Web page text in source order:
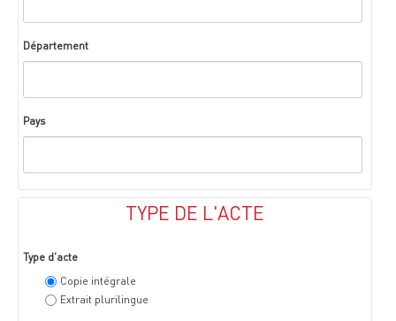
Département
Pays
TYPE DE L'ACTE
Type d'acte
Copie intégrale
Extrait plurilingue